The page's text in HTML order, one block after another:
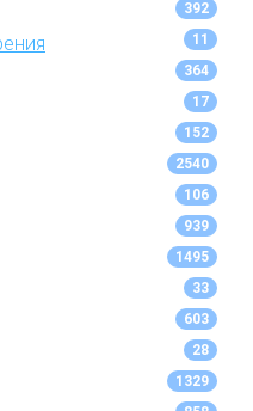
392
11
364
17
152
2540
106
939
1495
33
603
28
1329